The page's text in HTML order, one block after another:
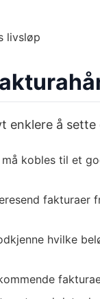
livsløp
å
må kobles til et
fakturaer
hvilke